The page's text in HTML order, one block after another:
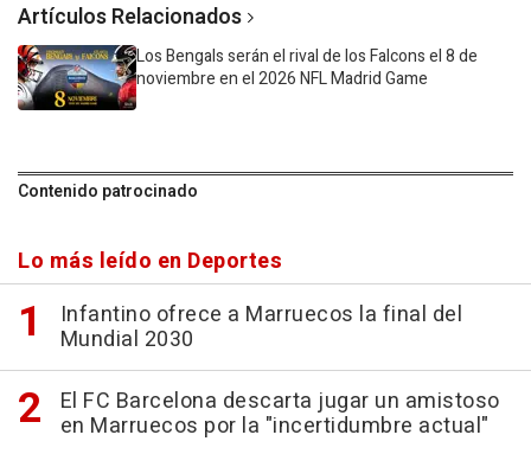
Artículos Relacionados
Los Bengals serán el rival de los Falcons el 8 de
noviembre en el 2026 NFL Madrid Game
Contenido patrocinado
Lo más leído en Deportes
Infantino ofrece a Marruecos la final del
Mundial 2030
El FC Barcelona descarta jugar un amistoso
en Marruecos por la "incertidumbre actual"